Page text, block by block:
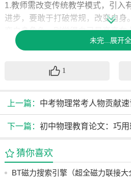
1.教师需改变传统教学模式，引入
进步，要敢于打破常规，改变自身
变自身角色，别觉得自己是高高在
生学习一线，了解学生学习难处，
共享学习探究物理学习的经验，切
2.学生应被鼓励摒弃旧有学习模式
者。在新课程标准规定之下，学生
师所发挥的是引导性作用。教师需
实验报告。
三、实际操作中物理教学创新的探
未完...展开
1
上一篇： 中考物理常考人物贡献
下一篇： 初中物理教育论文：巧用班
猜你喜欢
BT磁力搜索引擎（超全磁力联接大